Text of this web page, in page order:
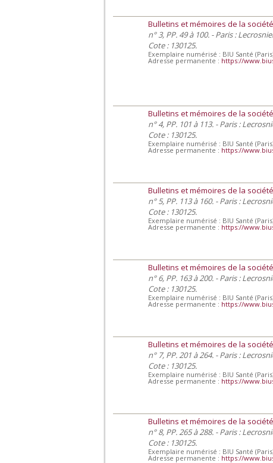
Bulletins et mémoires de la
n° 3, PP. 49 à 100. - Paris :
Cote : 130125.
Exemplaire numérisé : BIU Santé
Adresse permanente : https://
Bulletins et mémoires de la
n° 4, PP. 101 à 113. - Paris :
Cote : 130125.
Exemplaire numérisé : BIU Santé
Adresse permanente : https://
Bulletins et mémoires de la
n° 5, PP. 113 à 160. - Paris :
Cote : 130125.
Exemplaire numérisé : BIU Santé
Adresse permanente : https://
Bulletins et mémoires de la
n° 6, PP. 163 à 200. - Paris :
Cote : 130125.
Exemplaire numérisé : BIU Santé
Adresse permanente : https://
Bulletins et mémoires de la
n° 7, PP. 201 à 264. - Paris :
Cote : 130125.
Exemplaire numérisé : BIU Santé
Adresse permanente : https://
Bulletins et mémoires de la
n° 8, PP. 265 à 288. - Paris :
Cote : 130125.
Exemplaire numérisé : BIU Santé
Adresse permanente : https://